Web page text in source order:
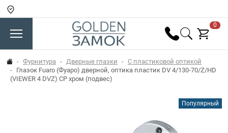
0
Фурнитура Дверные глазки
С пластиковой оптикой
Глазок Fuaro (Фуаро) дверной, оптика пластик DV 4/130-70/Z/HD
(VIEWER 4 DVZ) CP хром (подвес)
Популярный